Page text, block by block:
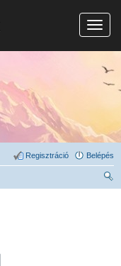
N
a
Belépés
Regisztráció